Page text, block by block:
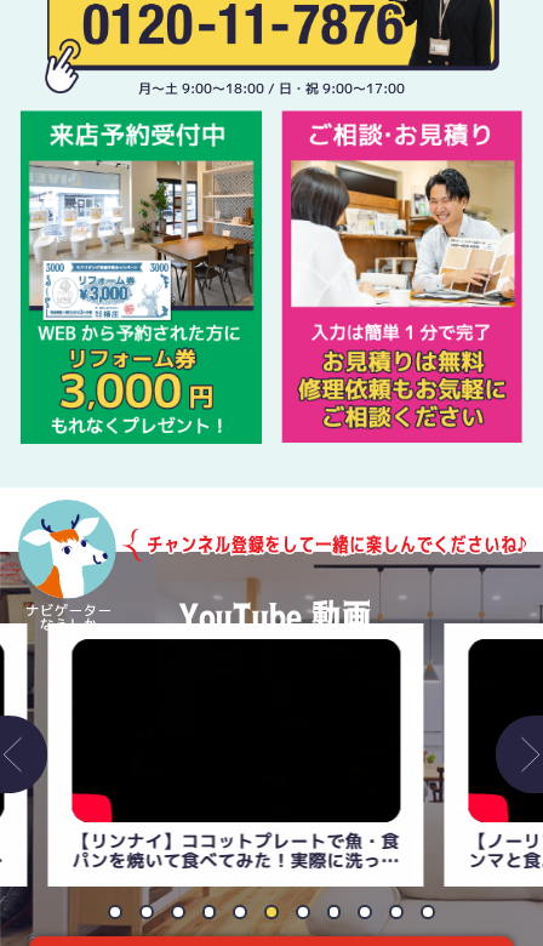
月〜土 9:00〜18:00 / 日・祝 9:00〜17:00
て
【ノーリツプログレ】マルチグリルでサ
ンマと食パン焼いてみた！！洗って清掃
【
介